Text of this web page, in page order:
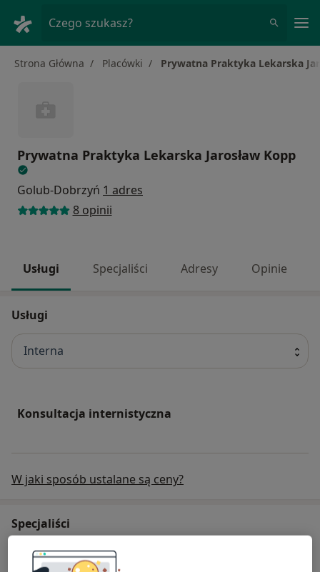
Czego szukasz?
Strona Główna Placówki Prywatna Praktyka Lekarska
Prywatna Praktyka Lekarska Jarosław Kopp
Golub-Dobrzyń 1 adres
8 opinii
Usługi Specjaliści Adresy Opinie
Usługi
Interna
Konsultacja internistyczna
W jaki sposób ustalane są ceny?
Specjaliści
Internista